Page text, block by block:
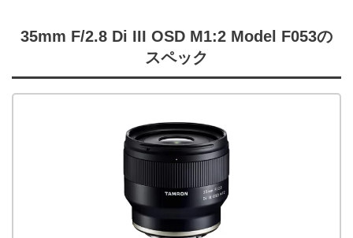
35mm F/2.8 Di III OSD M1:2 Model F053の
スペック